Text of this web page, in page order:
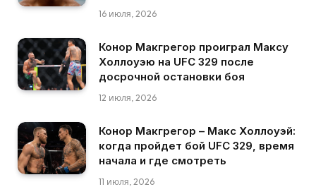
16 июля, 2026
Конор Макгрегор проиграл Максу
Холлоуэю на UFC 329 после
досрочной остановки боя
12 июля, 2026
Конор Макгрегор – Макс Холлоуэй:
когда пройдет бой UFC 329, время
начала и где смотреть
11 июля, 2026